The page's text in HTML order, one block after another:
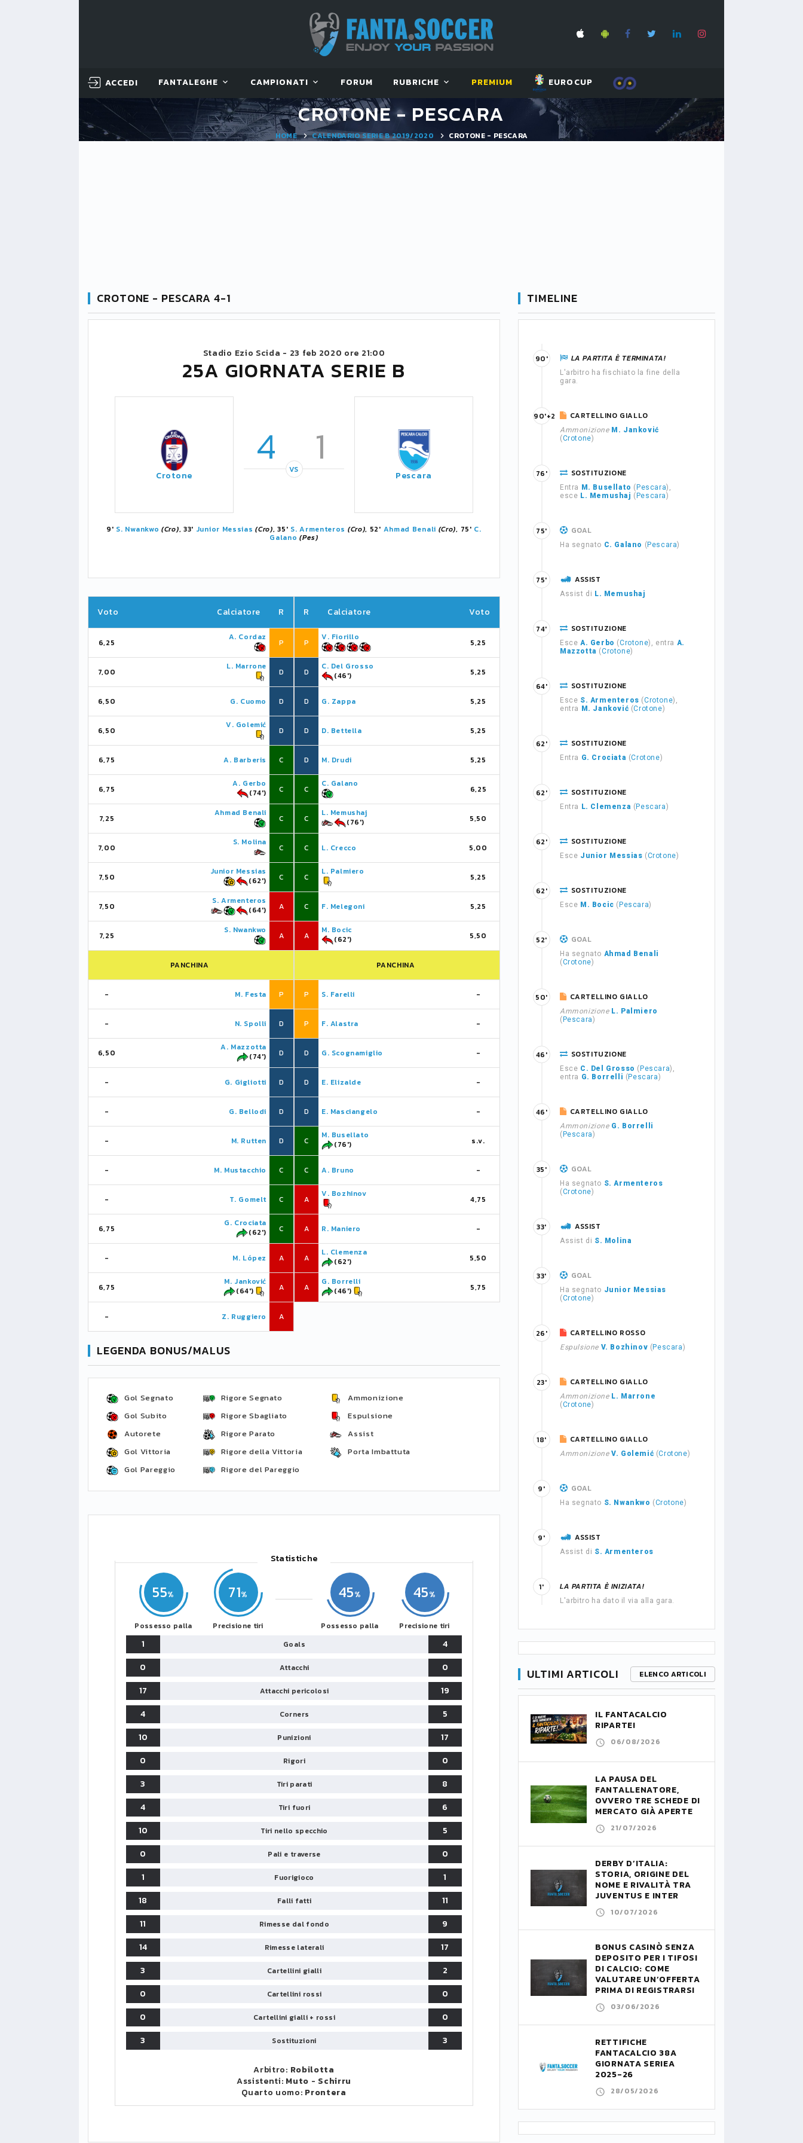
ACCEDI FANTALEGHE CAMPIONATI FORUM RUBRICHE PREMIUM EUROCUP
CROTONE - PESCARA
HOME CALENDARIO SERIE B 2019/2020 CROTONE - PESCARA
CROTONE - PESCARA 4-1
Stadio Ezio Scida - 23 feb 2020 ore 21:00
25A GIORNATA SERIE B
Crotone
4 1
VS Pescara
9' S. Nwankwo (Cro), 33' Junior Messias (Cro), 35' S. Armenteros (Cro), 52' Ahmad Benali (Cro), 75' C.
Galano (Pes)
Voto Calciatore R
6,25
A. Cordaz
P
7,00
L. Marrone
D
6,50 G. Cuomo D
6,50
V. Golemić
D
6,75 A. Barberis C
6,75
A. Gerbo
(74')
C
7,25
Ahmad Benali
C
7,00
S. Molina
C
7,50
Junior Messias
(62')
C
7,50
S. Armenteros
(64')
A
7,25
S. Nwankwo
A
PANCHINA
- M. Festa P
- N. Spolli D
6,50
A. Mazzotta
(74')
D
- G. Gigliotti D
- G. Bellodi D
- M. Rutten D
- M. Mustacchio C
- T. Gomelt C
6,75
G. Crociata
(62')
C
- M. López A
6,75
M. Janković
(64')
A
- Z. Ruggiero A
R Calciatore Voto
P
V. Fiorillo
5,25
D
C. Del Grosso
(46')
5,25
D G. Zappa 5,25
D D. Bettella 5,25
D M. Drudi 5,25
C
C. Galano
6,25
C
L. Memushaj
(76')
5,50
C L. Crecco 5,00
C
L. Palmiero
5,25
C F. Melegoni 5,25
A
M. Bocic
(62')
5,50
PANCHINA
P S. Farelli -
P F. Alastra -
D G. Scognamiglio -
D E. Elizalde -
D E. Masciangelo -
C
M. Busellato
(76')
s.v.
C A. Bruno -
A
V. Bozhinov
4,75
A R. Maniero -
A
L. Clemenza
(62')
5,50
A
G. Borrelli
(46')
5,75
LEGENDA BONUS/MALUS
Gol Segnato
Gol Subito
Autorete
Gol Vittoria
Gol Pareggio
Rigore Segnato
Rigore Sbagliato
Rigore Parato
Rigore della Vittoria
Rigore del Pareggio
Ammonizione
Espulsione
Assist
Porta Imbattuta
Statistiche
55
Possesso palla
71
Precisione tiri
45
Possesso palla
45
Precisione tiri
1 Goals
4
0
Attacchi
0
17
Attacchi pericolosi
19
4
Corners
5
10
Punizioni
17
0
Rigori
0
3
Tiri parati
8
4
Tiri fuori
6
10
Tiri nello specchio
5
0
Pali e traverse
0
1
Fuorigioco
1
18
Falli fatti
11
11
Rimesse dal fondo
9
14
Rimesse laterali
17
3
Cartellini gialli
2
0
Cartellini rossi
0
0
Cartellini gialli + rossi
0
3
Sostituzioni 3
Arbitro: Robilotta
Assistenti: Muto - Schirru
Quarto uomo: Prontera
TIMELINE
LA PARTITA È TERMINATA!
L'arbitro ha fischiato la fine della
gara.
90'
CARTELLINO GIALLO
Ammonizione M. Janković
(Crotone)
90'+2
SOSTITUZIONE
Entra M. Busellato ( Pescara),
esce L. Memushaj ( Pescara)
76'
GOAL
Ha segnato C. Galano ( Pescara)
75'
ASSIST
Assist di L. Memushaj
75'
SOSTITUZIONE
Esce A. Gerbo (Crotone), entra A.
Mazzotta (Crotone)
74'
SOSTITUZIONE
Esce S. Armenteros (Crotone),
entra
M. Janković (Crotone)
64'
SOSTITUZIONE
Entra G. Crociata (Crotone)
62'
SOSTITUZIONE
Entra L. Clemenza ( Pescara)
62'
SOSTITUZIONE
Esce Junior Messias (Crotone)
62'
SOSTITUZIONE
Esce M. Bocic ( Pescara)
62'
GOAL
Ha segnato Ahmad Benali
(Crotone)
52'
CARTELLINO GIALLO
Ammonizione L. Palmiero
( Pescara)
50'
SOSTITUZIONE
Esce C. Del Grosso ( Pescara),
entra G. Borrelli ( Pescara)
46'
CARTELLINO GIALLO
Ammonizione G. Borrelli
( Pescara)
46'
GOAL
Ha segnato S. Armenteros
(Crotone)
35'
ASSIST
Assist di S. Molina
33'
GOAL
Ha segnato Junior Messias
(Crotone)
33'
CARTELLINO ROSSO
Espulsione V. Bozhinov ( Pescara)
26'
CARTELLINO GIALLO
Ammonizione L. Marrone
(Crotone)
23'
CARTELLINO GIALLO
Ammonizione V. Golemić (Crotone)
18'
GOAL
Ha segnato S. Nwankwo (Crotone)
9'
ASSIST
Assist di S. Armenteros
9'
LA PARTITA È INIZIATA!
L'arbitro ha dato il via alla gara.
1'
ULTIMI ARTICOLI ELENCO ARTICOLI
IL FANTACALCIO
RIPARTE!
06/08/2026
LA PAUSA DEL
FANTALLENATORE,
OVVERO TRE SCHEDE DI
MERCATO GIÀ APERTE
21/07/2026
DERBY D’ITALIA:
STORIA, ORIGINE DEL
NOME E RIVALITÀ TRA
JUVENTUS E INTER
10/07/2026
BONUS CASINÒ SENZA
DEPOSITO PER I TIFOSI
DI CALCIO: COME
VALUTARE UN’OFFERTA
PRIMA DI REGISTRARSI
03/06/2026
RETTIFICHE
FANTACALCIO 38A
GIORNATA SERIEA
2025-26
28/05/2026